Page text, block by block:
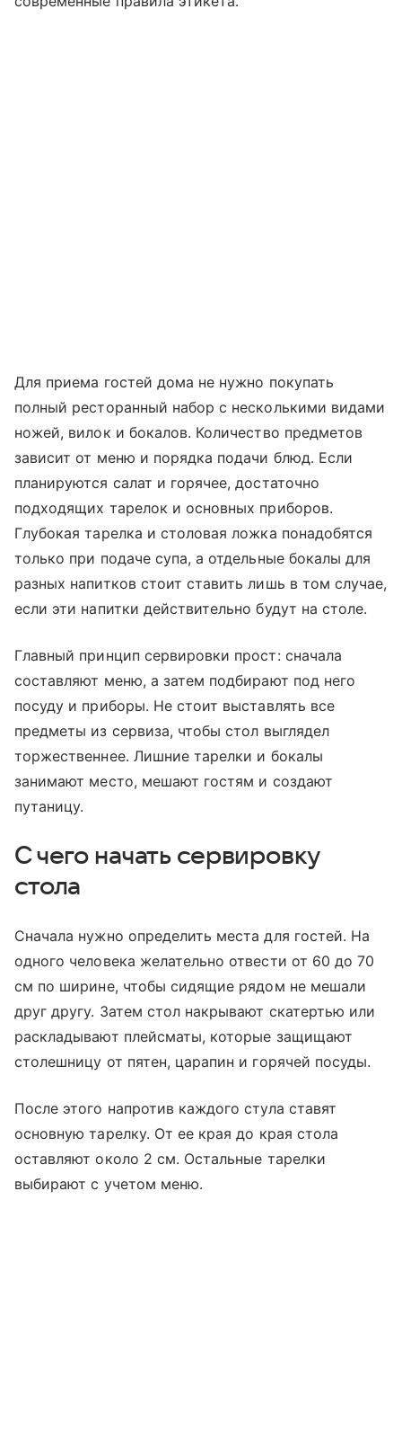
Для приема гостей дома не нужно покупать
полный ресторанный набор с несколькими видами
ножей, вилок и бокалов. Количество предметов
зависит от меню и порядка подачи блюд. Если
планируются салат и горячее, достаточно
подходящих тарелок и основных приборов.
Глубокая тарелка и столовая ложка понадобятся
только при подаче супа, а отдельные бокалы для
разных напитков стоит ставить лишь в том случае,
если эти напитки действительно будут на столе.
Главный принцип сервировки прост: сначала
составляют меню, а затем подбирают под него
посуду и приборы. Не стоит выставлять все
предметы из сервиза, чтобы стол выглядел
торжественнее. Лишние тарелки и бокалы
занимают место, мешают гостям и создают
путаницу.
С чего начать сервировку
стола
Сначала нужно определить места для гостей. На
одного человека желательно отвести от 60 до 70
см по ширине, чтобы сидящие рядом не мешали
друг другу. Затем стол накрывают скатертью или
раскладывают плейсматы, которые защищают
столешницу от пятен, царапин и горячей посуды.
После этого напротив каждого стула ставят
основную тарелку. От ее края до края стола
оставляют около 2 см. Остальные тарелки
выбирают с учетом меню.